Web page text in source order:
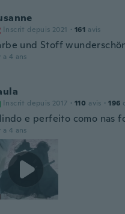
Inscrit depuis 2021 · 161 avis
und Stoff
a 4 ans
Inscrit depuis 2017 · 110 avis · 196
e perfeito como nas
a 4 ans